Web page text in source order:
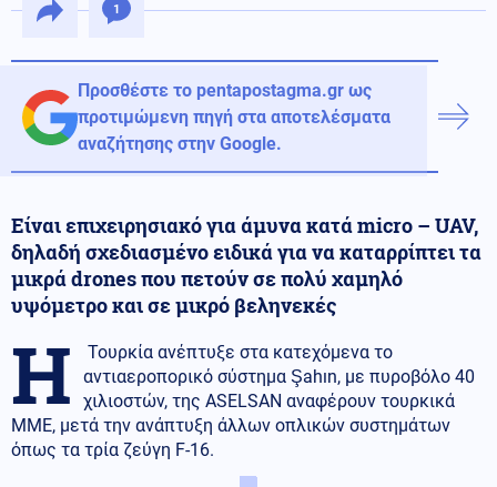
1
Προσθέστε το pentapostagma.gr ως
προτιμώμενη πηγή στα αποτελέσματα
αναζήτησης στην Google.
Είναι επιχειρησιακό για άμυνα κατά micro – UAV,
δηλαδή σχεδιασμένο ειδικά για να καταρρίπτει τα
μικρά drones που πετούν σε πολύ χαμηλό
υψόμετρο και σε μικρό βεληνεκές
Η
Τουρκία ανέπτυξε στα κατεχόμενα το
αντιαεροπορικό σύστημα Şahın, με πυροβόλο 40
χιλιοστών, της ASELSAN αναφέρουν τουρκικά
ΜΜΕ, μετά την ανάπτυξη άλλων οπλικών συστημάτων
όπως τα τρία ζεύγη F-16.